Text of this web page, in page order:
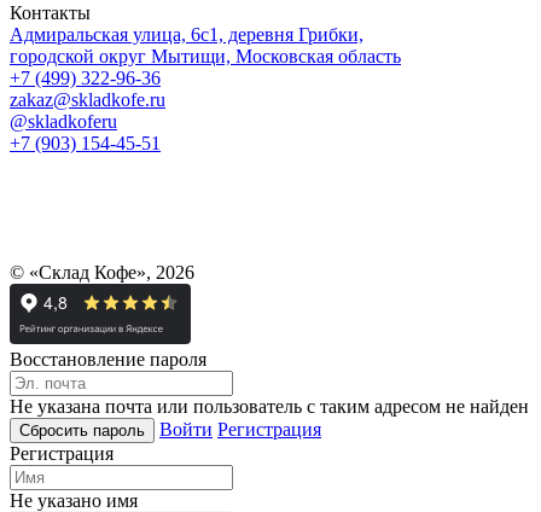
Контакты
Адмиральская улица, 6с1, деревня Грибки,
городской округ Мытищи, Московская область
+7 (499) 322-96-36
zakaz@skladkofe.ru
@skladkoferu
+7 (903) 154-45-51
© «Склад Кофе», 2026
Восстановление пароля
Не указана почта или пользователь с таким адресом не найден
Войти Регистрация
Регистрация
Не указано имя